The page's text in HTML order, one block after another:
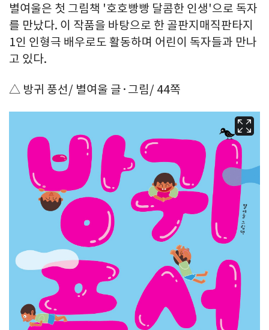
별여울은 첫 그림책 '호호빵빵 달콤한 인생'으로 독자
를 만났다. 이 작품을 바탕으로 한 골판지매직판타지
1인 인형극 배우로도 활동하며 어린이 독자들과 만나
고 있다.
△ 방귀 풍선/ 별여울 글·그림/ 44쪽